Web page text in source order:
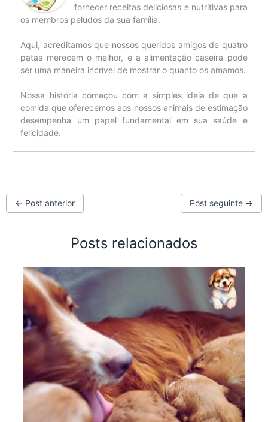
fornecer receitas deliciosas e nutritivas para
os membros peludos da sua família.
Aqui, acreditamos que nossos queridos amigos de quatro
patas merecem o melhor, e a alimentação caseira pode
ser uma maneira incrível de mostrar o quanto os amamos.
Nossa história começou com a simples ideia de que a
comida que oferecemos aos nossos animais de estimação
desempenha um papel fundamental em sua saúde e
felicidade.
← Post anterior Post seguinte →
Posts relacionados